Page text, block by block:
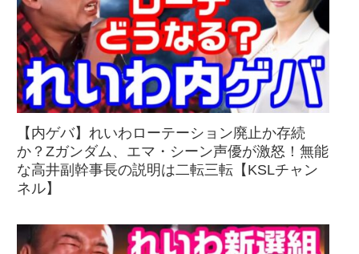
【内ゲバ】れいわローテーション廃止か存続
か？Zガンダム、エマ・シーン声優が激怒！無能
な高井副幹事長の説明は二転三転【KSLチャン
ネル】